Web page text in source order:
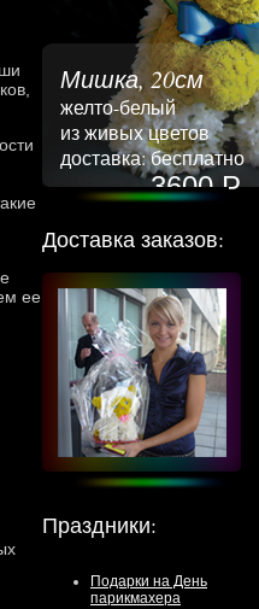
ее
Мишка, 20см
желто-белый
из живых цветов
доставка: бесплатно
3600 Р
Доставка заказов:
Праздники:
Подарки на День
парикмахера